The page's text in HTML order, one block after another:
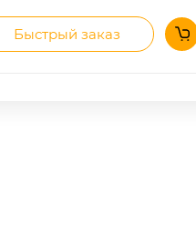
Быстрый заказ